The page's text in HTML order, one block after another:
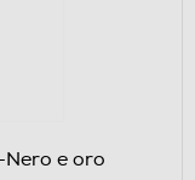
Nero e oro